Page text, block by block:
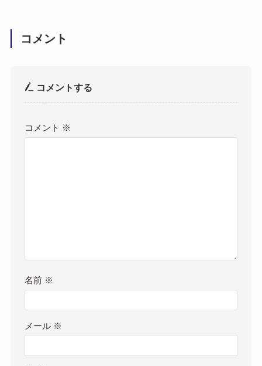
コメント
コメントする
コメント ※
名前 ※
メール ※